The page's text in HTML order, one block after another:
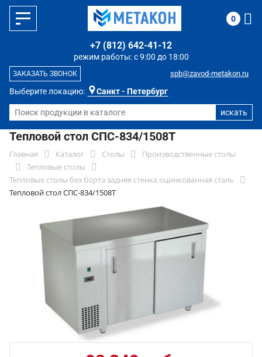
Выберите локацию: Санкт - Петербург
режим работы: с 9:00 до 18:00
+7 (812) 642-41-12
spb@zavod-metakon.ru
ЗАКАЗАТЬ ЗВОНОК
0
Тепловой стол СПС-834/1508Т
Главная Каталог Столы
Производственные столы
Тепловые столы
Тепловые столы без борта задняя стенка оцинкованная сталь
Тепловой стол СПС-834/1508Т